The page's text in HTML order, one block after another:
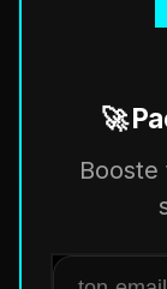
🚀